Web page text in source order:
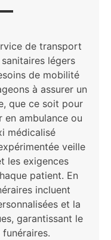
de transport
légers
de mobilité
à assurer un
que ce soit pour
ambulance ou
médicalisé
veille
les exigences
patient. En
incluent
et la
garantissant le